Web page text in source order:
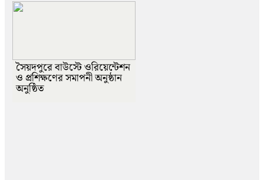
সৈয়দপুরে বাউস্টে ওরিয়েন্টেশন
ও প্রশিক্ষণের সমাপনী অনুষ্ঠান
অনুষ্ঠিত